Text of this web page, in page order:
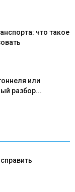
что такое
или
разбор...